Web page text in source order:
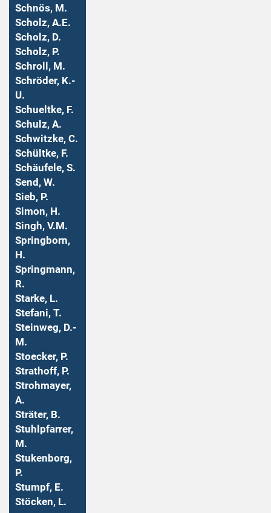
Schnös, M.
Scholz, A.E.
Scholz, D.
Scholz, P.
Schroll, M.
Schröder, K.-
U.
Schueltke, F.
Schulz, A.
Schwitzke, C.
Schültke, F.
Schäufele, S.
Send, W.
Sieb, P.
Simon, H.
Singh, V.M.
Springborn,
H.
Springmann,
R.
Starke, L.
Stefani, T.
Steinweg, D.-
M.
Stoecker, P.
Strathoff, P.
Strohmayer,
A.
Sträter, B.
Stuhlpfarrer,
M.
Stukenborg,
P.
Stumpf, E.
Stöcken, L.